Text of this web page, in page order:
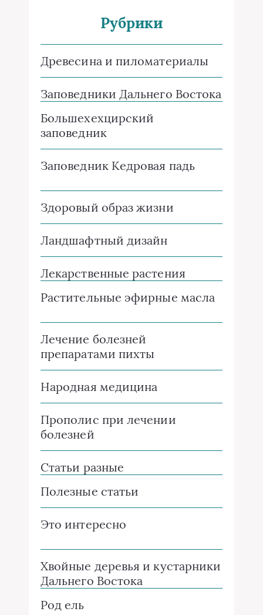
Рубрики
Древесина и пиломатериалы
Заповедники Дальнего Востока
Большехехцирский
заповедник
Заповедник Кедровая падь
Здоровый образ жизни
Ландшафтный дизайн
Лекарственные растения
Растительные эфирные масла
Лечение болезней
препаратами пихты
Народная медицина
Прополис при лечении
болезней
Статьи разные
Полезные статьи
Это интересно
Хвойные деревья и кустарники
Дальнего Востока
Род ель